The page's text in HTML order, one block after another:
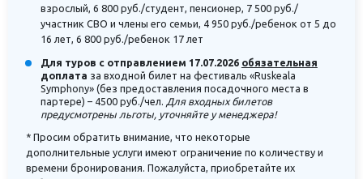
взрослый, 6 800 руб./студент, пенсионер, 7 500 руб./
участник СВО и члены его семьи, 4 950 руб./ребенок от 5 до
16 лет, 6 800 руб./ребенок 17 лет
Для туров с отправлением 17.07.2026 обязательная
доплата за входной билет на фестиваль «Ruskeala
Symphony» (без предоставления посадочного места в
партере) – 4500 руб./чел. Для входных билетов
предусмотрены льготы, уточняйте у менеджера!
* Просим обратить внимание, что некоторые
дополнительные услуги имеют ограничение по количеству и
времени бронирования. Пожалуйста, приобретайте их